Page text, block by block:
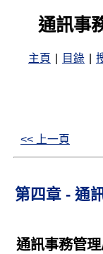
通訊事
主頁 目錄
<< 上一頁
第四章 - 通
通訊事務管